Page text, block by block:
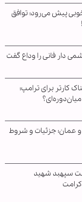
پیش می‌رود؛ توافق
دار فانی را وداع گفت
کارتر برای ترامپ؛
میان‌دوره‌ای؟
و عمان؛ جزئیات و شروط
سپهبد شهید